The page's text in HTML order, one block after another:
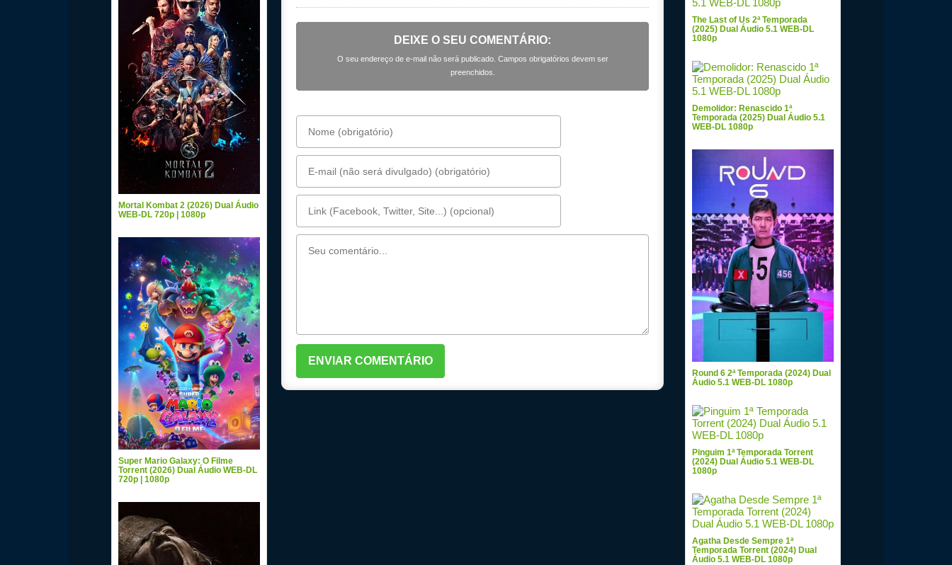
DEIXE O SEU COMENTÁRIO:
O seu endereço de e-mail não será publicado. Campos obrigatórios devem ser
preenchidos.
Mortal Kombat 2 (2026) Dual Áudio
WEB-DL 720p | 1080p
Super Mario Galaxy: O Filme
Torrent (2026) Dual Áudio WEB-DL
720p | 1080p
The Last of Us 2ª Temporada
(2025) Dual Áudio 5.1 WEB-DL
1080p
Demolidor: Renascido 1ª
Temporada (2025) Dual Áudio 5.1
WEB-DL 1080p
Round 6 2ª Temporada (2024) Dual
Áudio 5.1 WEB-DL 1080p
Pinguim 1ª Temporada Torrent
(2024) Dual Áudio 5.1 WEB-DL
1080p
Agatha Desde Sempre 1ª
Temporada Torrent (2024) Dual
Áudio 5.1 WEB-DL 1080p